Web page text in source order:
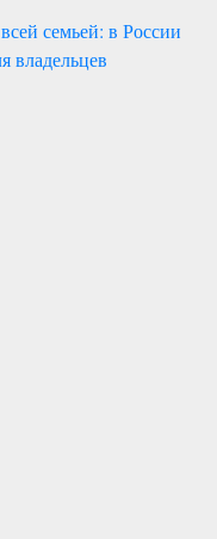
семьей: в России
владельцев